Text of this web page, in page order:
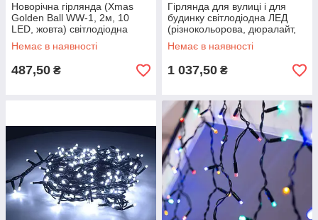
Новорічна гірлянда (Xmas
Golden Ball WW-1, 2м, 10
LED, жовта) світлодіодна
"дротяні кульки"
Немає в наявності
487,50 ₴
Гірлянда для вулиці і для
будинку світлодіодна ЛЕД
(різнокольорова, дюралайт,
100 LED, 9 м, прозора, від
USB)
Немає в наявності
1 037,50 ₴